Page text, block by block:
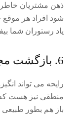
ذهن مشتریان
شود افراد هر
یاد رستوران شما
6. بازگشت مجدد افراد به رستوران
رایحه می تواند
منطقی نیز هست که
باز هم بطور طبیعی